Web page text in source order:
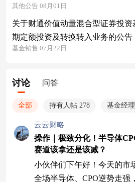
其他公告 08月01日
关于财通价值动量混合型证券投
期定额投资及转换转入业务的公告
基金销售 07月22日
讨论 问答
全部 持有人帖 278 基金经
云云财略
操作｜极致分化！半导体
赛道该拿还是该减？
小伙伴们下午好！今天的市
全场半导体、CPO逆势走强